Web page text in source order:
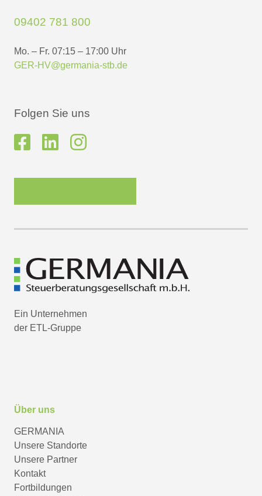
09402 781 800
Mo. – Fr. 07:15 – 17:00 Uhr
GER-HV@germania-stb.de
Folgen Sie uns
Ein Unternehmen
der ETL-Gruppe
Über uns
GERMANIA
Unsere Standorte
Unsere Partner
Kontakt
Fortbildungen